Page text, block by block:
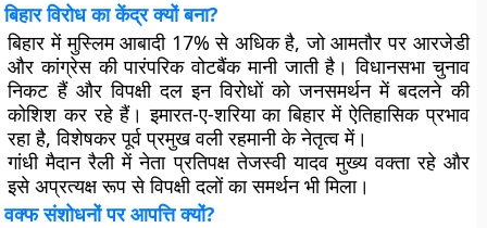
बिहार विरोध का केंद्र क्यों बना?
बिहार में मुस्लिम आबादी 17% से अधिक है, जो आमतौर पर आरजेडी
और कांग्रेस की पारंपरिक वोटबैंक मानी जाती है। विधानसभा चुनाव
निकट हैं और विपक्षी दल इन विरोधों को जनसमर्थन में बदलने की
कोशिश कर रहे हैं। इमारत-ए-शरिया का बिहार में ऐतिहासिक प्रभाव
रहा है, विशेषकर पूर्व प्रमुख वली रहमानी के नेतृत्व में।
गांधी मैदान रैली में नेता प्रतिपक्ष तेजस्वी यादव मुख्य वक्ता रहे और
इसे अप्रत्यक्ष रूप से विपक्षी दलों का समर्थन भी मिला।
वक्फ संशोधनों पर आपत्ति क्यों?